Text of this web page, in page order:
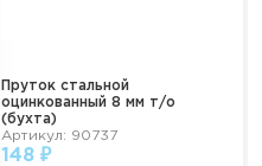
Пруток стальной
оцинкованный 8 мм т/о
(бухта)
Артикул: 90737
148 ₽